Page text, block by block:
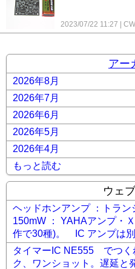
2023/07/22 11:27
アー
2026年8月
2026年7月
2026年6月
2026年5月
2026年4月
もっと読む
ウェ
ヘッドホンアンプ ：トラン
150mW ： YAHAアンプ・
作で30種)。 IC アンプは
タイマーIC NE555 でつ
ク、ワンショット。遅延と